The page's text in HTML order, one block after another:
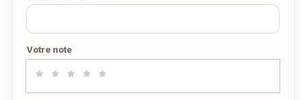
Voici la carte proposée à la livraison ou à emporter par ce
08/04/2020 — 553,75 Ko
Votre note